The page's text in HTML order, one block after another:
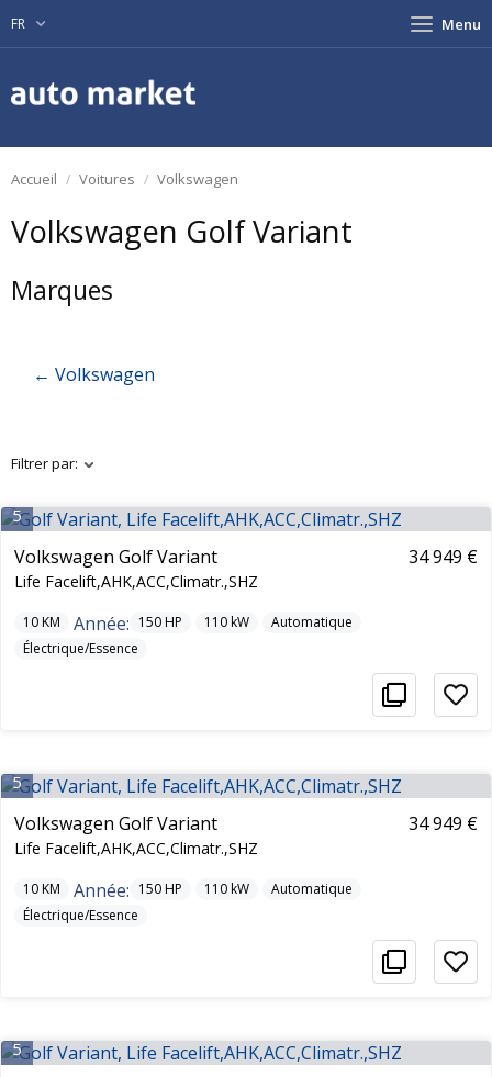
FR Menu
Accueil Voitures Volkswagen
Volkswagen Golf Variant
Marques
← Volkswagen
Filtrer par:
5
Volkswagen Golf Variant
Life Facelift,AHK,ACC,Climatr.,SHZ
34 949 €
10KM Année: 150HP 110kW
Automatique
Électrique/Essence
5
Volkswagen Golf Variant
Life Facelift,AHK,ACC,Climatr.,SHZ
34 949 €
10KM Année: 150HP 110kW
Automatique
Électrique/Essence
5